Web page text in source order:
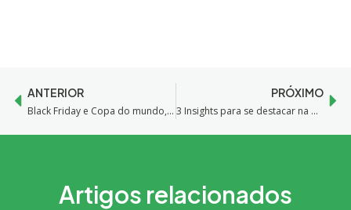
ANTERIOR
Black Friday e Copa do mundo, como aumentar as vendas nos marketplaces?
PRÓXIMO
3 Insights para se destacar na Copa do mundo nos marketplaces
Artigos relacionados